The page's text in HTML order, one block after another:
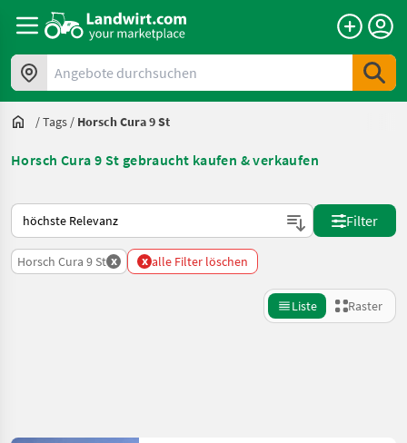
Angebote durchsuchen
/Tags / Horsch Cura 9 St
Horsch Cura 9 St gebraucht kaufen & verkaufen
So wird auf Landwirt.com sortiert
Filter
Horsch Cura 9 St x x alle Filter löschen
Liste Raster